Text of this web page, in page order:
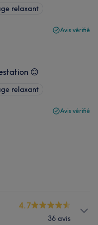
relaxant
Avis vérifié
😊
relaxant
Avis vérifié
4.7
36 avis